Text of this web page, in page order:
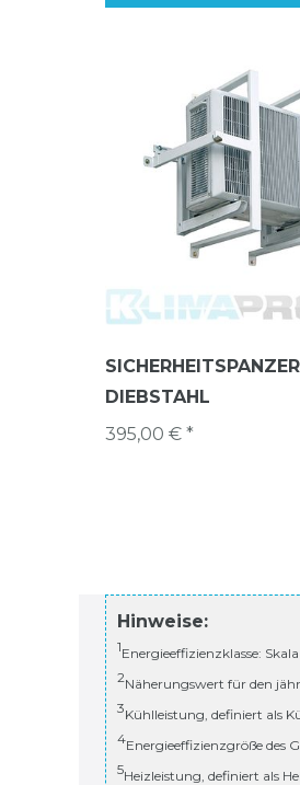
DIEBSTAHL
395,00 € *
Hinweise:
1Energieeffizienzklasse:
2Näherungswert für den
3Kühlleistung, definiert als
4Energieeffizienzgröße des
5Heizleistung, definiert als